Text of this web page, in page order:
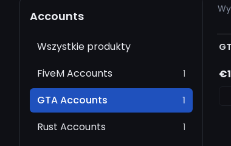
Accounts
Wszystkie produkty
FiveM Accounts
1
GTA Accounts 1
Rust Accounts 1